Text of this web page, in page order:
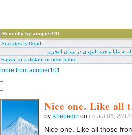
Recently by acopier101
Socrates Is Dead
به علیا ماجده المهدی در میدان التحریر
Fatwa, in a distant or near future
more from acopier101
Nice one. Like all
by Khebedin on Fri Jul 06,
Nice one. Like all those